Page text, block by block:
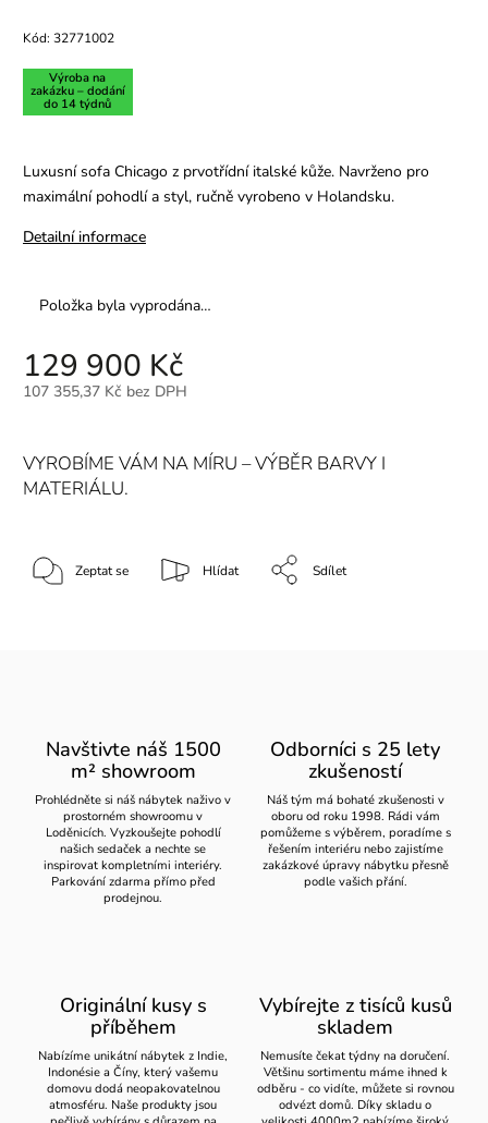
Kód: 32771002
Luxusní sofa Chicago z prvotřídní italské kůže. Navrženo pro
maximální pohodlí a styl, ručně vyrobeno v Holandsku.
Detailní informace
Výroba na
zakázku – dodání
do 14 týdnů
Položka byla vyprodána…
129 900 Kč
107 355,37 Kč bez DPH
VYROBÍME VÁM NA MÍRU – VÝBĚR BARVY I
MATERIÁLU.
Zeptat se Hlídat Sdílet
Navštivte náš 1500
m² showroom
Prohlédněte si náš nábytek naživo v
prostorném showroomu v
Loděnicích. Vyzkoušejte pohodlí
našich sedaček a nechte se
inspirovat kompletními interiéry.
Parkování zdarma přímo před
prodejnou.
Odborníci s 25 lety
zkušeností
Náš tým má bohaté zkušenosti v
oboru od roku 1998. Rádi vám
pomůžeme s výběrem, poradíme s
řešením interiéru nebo zajistíme
zakázkové úpravy nábytku přesně
podle vašich přání.
Originální kusy s
příběhem
Nabízíme unikátní nábytek z Indie,
Indonésie a Číny, který vašemu
domovu dodá neopakovatelnou
atmosféru. Naše produkty jsou
Vybírejte z tisíců kusů
skladem
Nemusíte čekat týdny na doručení.
Většinu sortimentu máme ihned k
odběru - co vidíte, můžete si rovnou
odvézt domů. Díky skladu o